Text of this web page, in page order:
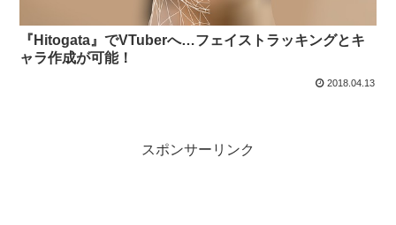
『Hitogata』でVTuberへ…フェイストラッキングとキ
ャラ作成が可能！
2018.04.13
スポンサーリンク